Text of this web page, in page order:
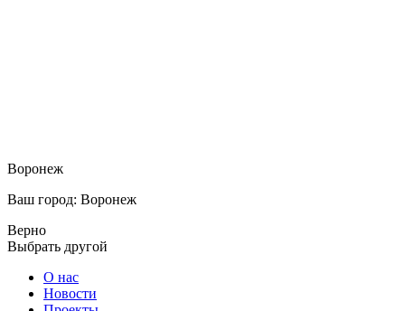
Воронеж
Ваш город: Воронеж
Верно
Выбрать другой
О нас
Новости